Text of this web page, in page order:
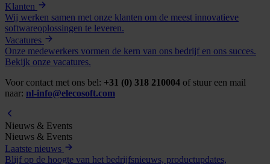
Klanten
Wij werken samen met onze klanten om de meest innovatieve
softwareoplossingen te leveren.
Vacatures
Onze medewerkers vormen de kern van ons bedrijf en ons succes.
Bekijk onze vacatures.
Voor contact met ons bel: +31 (0) 318 210004 of stuur een mail
naar: nl-info@elecosoft.com
Nieuws & Events
Nieuws & Events
Laatste nieuws
Blijf op de hoogte van het bedrijfsnieuws, productupdates,